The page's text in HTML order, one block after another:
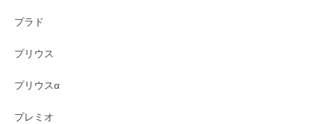
プラド
プリウス
プリウスα
プレミオ